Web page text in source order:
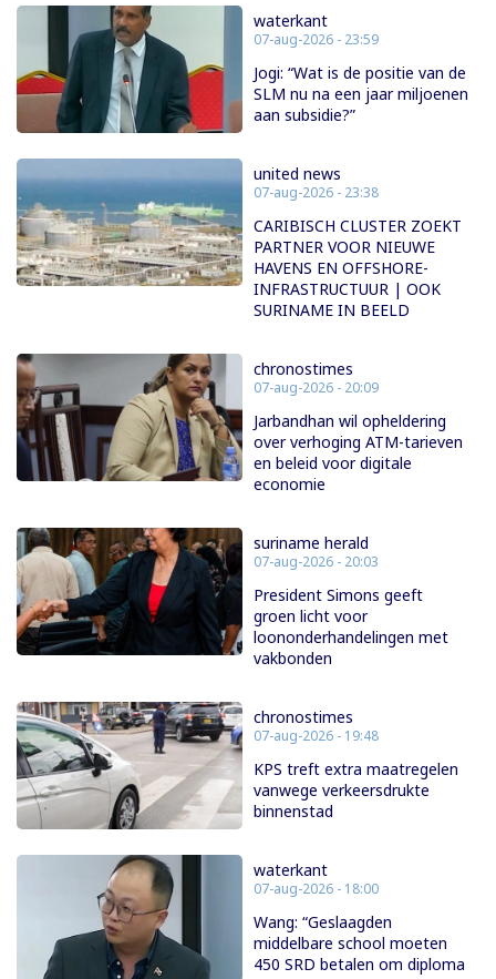
waterkant
07-aug-2026 - 23:59
Jogi: “Wat is de positie van de
SLM nu na een jaar miljoenen
aan subsidie?”
united news
07-aug-2026 - 23:38
CARIBISCH CLUSTER ZOEKT
PARTNER VOOR NIEUWE
HAVENS EN OFFSHORE-
INFRASTRUCTUUR | OOK
SURINAME IN BEELD
chronostimes
07-aug-2026 - 20:09
Jarbandhan wil opheldering
over verhoging ATM-tarieven
en beleid voor digitale
economie
suriname herald
07-aug-2026 - 20:03
President Simons geeft
groen licht voor
loononderhandelingen met
vakbonden
chronostimes
07-aug-2026 - 19:48
KPS treft extra maatregelen
vanwege verkeersdrukte
binnenstad
waterkant
07-aug-2026 - 18:00
Wang: “Geslaagden
middelbare school moeten
450 SRD betalen om diploma